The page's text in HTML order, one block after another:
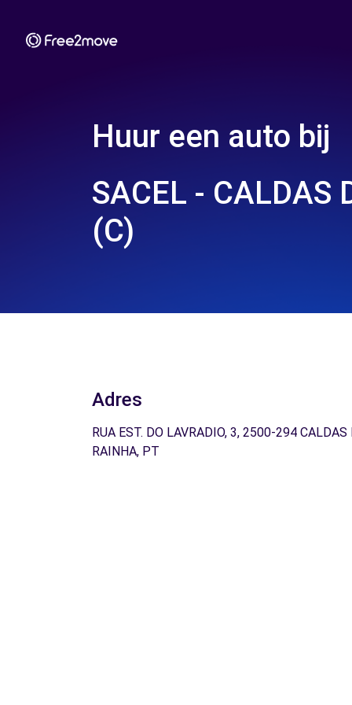
Huur een auto bij
SACEL - CALDAS
(C)
Adres
RUA EST. DO LAVRADIO, 3, 2500-294 CALDAS
RAINHA, PT